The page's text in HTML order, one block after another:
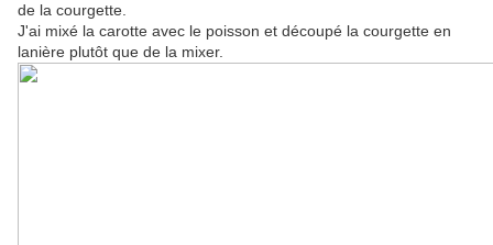
de la courgette.
J'ai mixé la carotte avec le poisson et découpé la courgette en
lanière plutôt que de la mixer.